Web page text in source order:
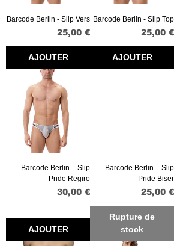
Barcode Berlin - Slip Vers
Prix
25,00 €
AJOUTER
Barcode Berlin - Slip Top
Prix
25,00 €
AJOUTER
Barcode Berlin – Slip
Pride Regiro
Prix
30,00 €
AJOUTER
Barcode Berlin – Slip
Pride Biser
Prix
25,00 €
Rupture de
stock